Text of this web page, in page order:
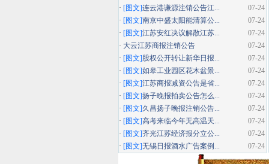
07-24
· [图文]连云港谦源注销公告江...
07-24
· [图文]南京中盛太阳能清算公...
07-24
· [图文]江苏安红决议解散江苏...
07-24
· 大云江苏商报注销公告
07-24
· [图文]股权公开转让新华日报...
07-24
· [图文]如皋工业园区花木盆景...
07-24
· [图文]江苏商报减资公告是省...
07-24
· [图文]扬子晚报拍卖公告怎么...
07-24
· [图文]久昌扬子晚报注销公告...
07-24
· [图文]高考来临今年无高温天...
07-24
· [图文]齐光江苏经济报分立公...
07-24
· [图文]无锡日报酒水广告案例...